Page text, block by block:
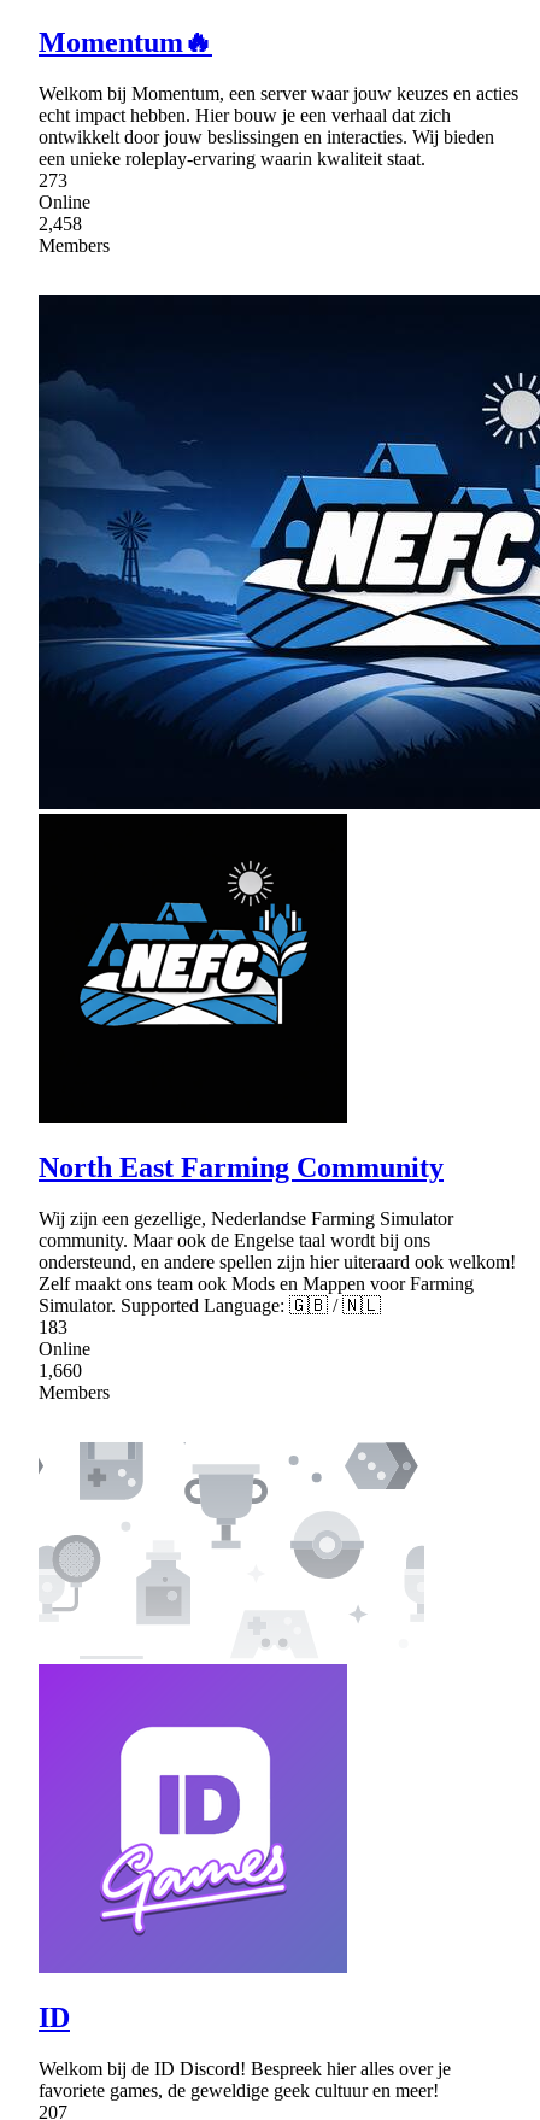
Momentum🔥
Welkom bij Momentum, een server waar jouw keuzes en acties
echt impact hebben. Hier bouw je een verhaal dat zich
ontwikkelt door jouw beslissingen en interacties. Wij bieden
een unieke roleplay-ervaring waarin kwaliteit staat.
273
Online
2,458
Members
North East Farming Community
Wij zijn een gezellige, Nederlandse Farming Simulator
community. Maar ook de Engelse taal wordt bij ons
ondersteund, en andere spellen zijn hier uiteraard ook welkom!
Zelf maakt ons team ook Mods en Mappen voor Farming
Simulator. Supported Language: 🇬🇧 / 🇳🇱
183
Online
1,660
Members
ID
Welkom bij de ID Discord! Bespreek hier alles over je
favoriete games, de geweldige geek cultuur en meer!
207